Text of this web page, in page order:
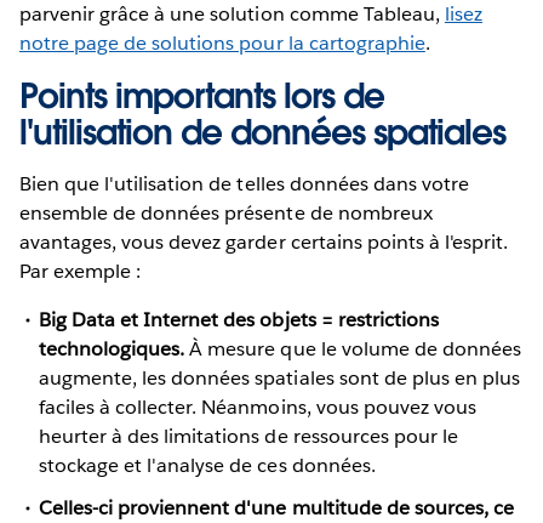
parvenir grâce à une solution comme Tableau, lisez
notre page de solutions pour la cartographie.
Points importants lors de
l'utilisation de données spatiales
Bien que l'utilisation de telles données dans votre
ensemble de données présente de nombreux
avantages, vous devez garder certains points à l'esprit.
Par exemple :
Big Data et Internet des objets = restrictions
technologiques.À mesure que le volume de données
augmente, les données spatiales sont de plus en plus
faciles à collecter. Néanmoins, vous pouvez vous
heurter à des limitations de ressources pour le
stockage et l'analyse de ces données.
Celles-ci proviennent d'une multitude de sources, ce